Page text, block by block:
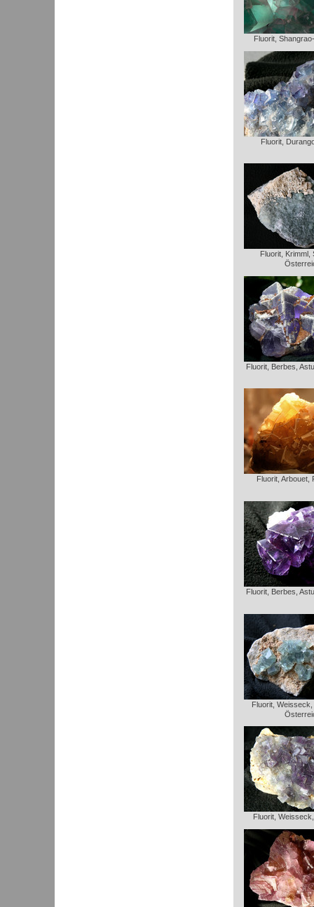
Fluorit,
Fluorit,
Fluorit, Krimml,
Fluorit, Berbes,
Fluorit, Arbouet,
Fluorit, Berbes,
Fluorit,
Fluorit,